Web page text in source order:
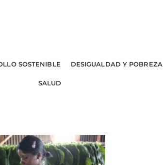
SOSTENIBLE DESIGUALDAD Y POBREZA
SALUD